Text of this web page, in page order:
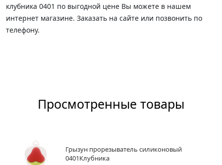
клубника 0401 по выгодной цене Вы можете в нашем
интернет магазине. Заказать на сайте или позвонить по
телефону.
Просмотренные товары
Грызун прорезыватель силиконовый
0401Клубника